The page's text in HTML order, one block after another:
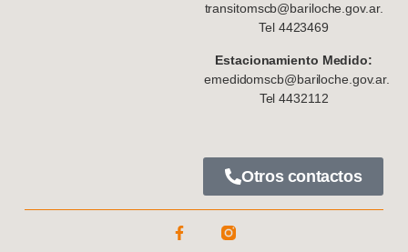
transitomscb@bariloche.gov.ar.
Tel 4423469
Estacionamiento Medido:
emedidomscb@bariloche.gov.ar.
Tel 4432112
Otros contactos